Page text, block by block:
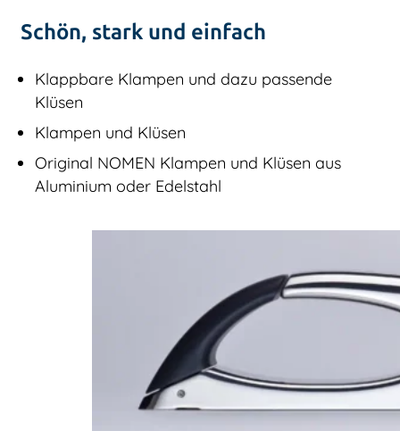
Schön, stark und einfach
Klappbare Klampen und dazu passende
Klüsen
Klampen und Klüsen
Original NOMEN Klampen und Klüsen aus
Aluminium oder Edelstahl